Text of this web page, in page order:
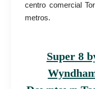
centro comercial
metros.
Super 8